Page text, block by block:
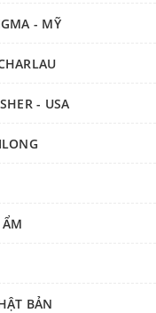
- MỸ
- USA
BẢN